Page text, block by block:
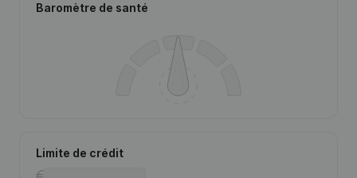
Baromètre de santé
Limite de crédit